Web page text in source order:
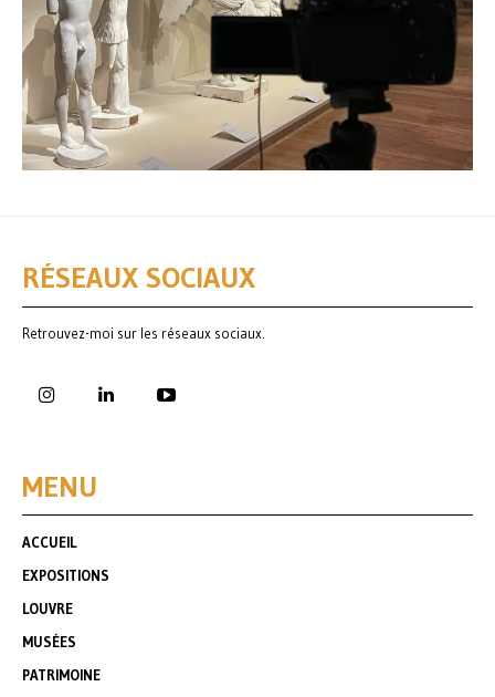
RÉSEAUX SOCIAUX
Retrouvez-moi sur les réseaux sociaux.
MENU
ACCUEIL
EXPOSITIONS
LOUVRE
MUSÉES
PATRIMOINE